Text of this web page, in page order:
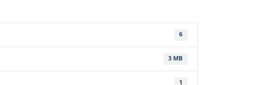
6
3 MB
1